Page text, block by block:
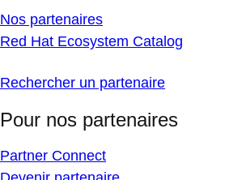
Nos partenaires
Red Hat Ecosystem Catalog
Rechercher un partenaire
Pour nos partenaires
Partner Connect